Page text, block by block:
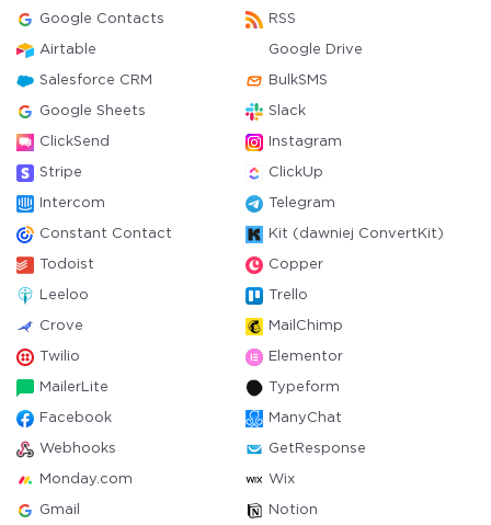
Google Contacts RSS
Airtable Google Drive
Salesforce CRM BulkSMS
Google Sheets Slack
ClickSend Instagram
Stripe ClickUp
Intercom Telegram
Constant Contact Kit (dawniej ConvertKit)
Todoist Copper
Leeloo Trello
Crove MailChimp
Twilio Elementor
MailerLite Typeform
Facebook ManyChat
Webhooks GetResponse
Monday.com Wix
Gmail Notion